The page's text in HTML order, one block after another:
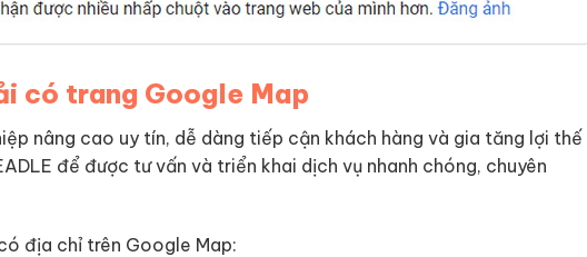
có trang Google Map
nâng cao uy tín, dễ dàng tiếp cận khách hàng và gia tăng lợi thế
để được tư vấn và triển khai dịch vụ nhanh chóng, chuyên
địa chỉ trên Google Map: